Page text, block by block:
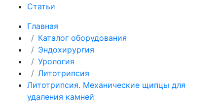
Статьи
Главная
Каталог оборудования
Эндохирургия
Урология
Литотрипсия
Литотрипсия. Механические щипцы для
удаления камней